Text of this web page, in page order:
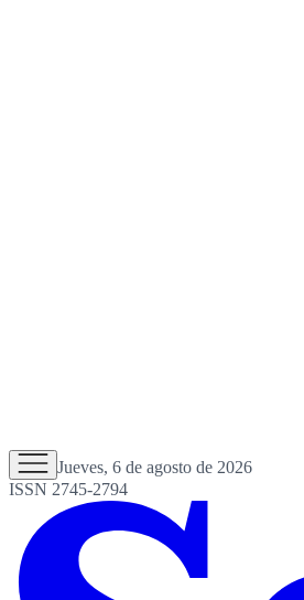
Jueves, 6 de agosto de 2026
ISSN 2745-2794